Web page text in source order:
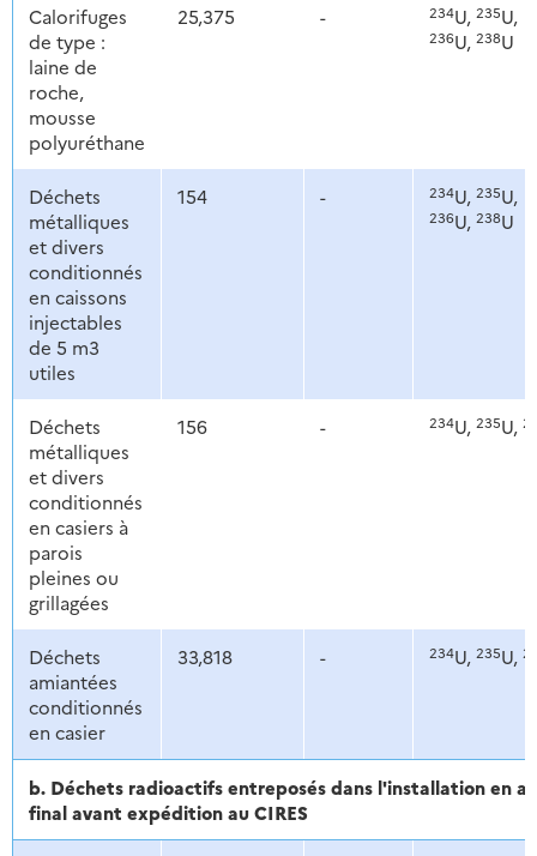
Calorifuges
de type :
laine de
roche,
mousse
polyuréthane
25,375 - 234U, 235U,
236U, 238U
Déchets
métalliques
et divers
conditionnés
en caissons
injectables
de 5 m3
utiles
154 - 234U, 235U,
236U, 238U
Déchets
métalliques
et divers
conditionnés
en casiers à
parois
pleines ou
grillagées
156 - 234U, 235U,
Déchets
amiantées
conditionnés
en casier
33,818 - 234U, 235U,
b. Déchets radioactifs entreposés dans l'installation en
final avant expédition au CIRES